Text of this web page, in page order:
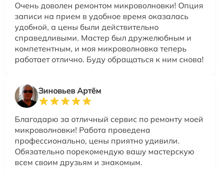
Очень доволен ремонтом микроволновки! Опция
записи на прием в удобное время оказалась
удобной, а цены были действительно
справедливыми. Мастер был дружелюбным и
компетентным, и моя микроволновка теперь
работает отлично. Буду обращаться к ним снова!
Зиновьев Артём
Благодарю за отличный сервис по ремонту моей
микроволновки! Работа проведена
профессионально, цены приятно удивили.
Обязательно порекомендую вашу мастерскую
всем своим друзьям и знакомым.